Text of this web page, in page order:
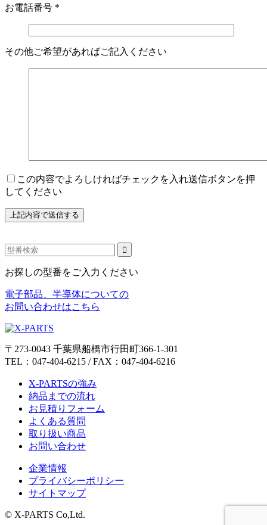
お電話番号 *
その他ご希望があればご記入ください
この内容でよろしければチェックを入れ送信ボタンを押
してください
お探しの型番をご入力ください
電子部品、半導体についての
お問い合わせはこちら
〒273-0043 千葉県船橋市行田町366-1-301
TEL：047-404-6215 / FAX：047-404-6216
X-PARTSの強み
納品までの流れ
お見積りフォーム
よくある質問
取り扱い商品
お問い合わせ
企業情報
プライバシーポリシー
サイトマップ
© X-PARTS Co,Ltd.